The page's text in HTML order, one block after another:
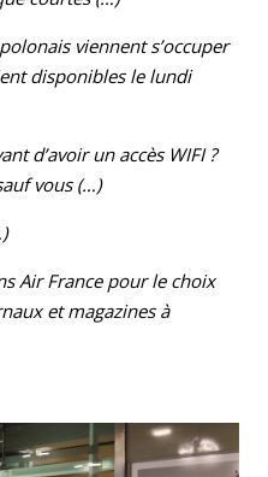
viennent s’occuper
disponibles le lundi
d’avoir un accès WIFI ?
vous (…)
Air France pour le choix
et magazines à